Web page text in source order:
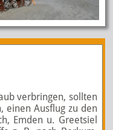
verbringen, sollten
einen Ausflug zu den
Emden u. Greetsiel